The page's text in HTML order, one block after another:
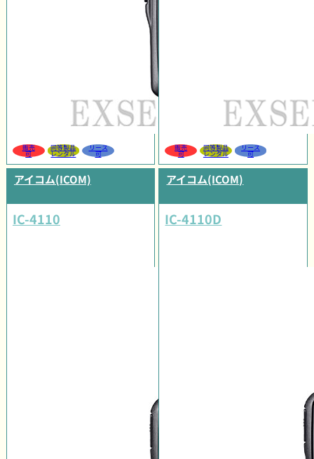
販売
可
同等製品
レンタル
リース
可
販売
可
同等製品
レンタル
リース
可
アイコム(ICOM)
IC-4110
アイコム(ICOM)
IC-4110D